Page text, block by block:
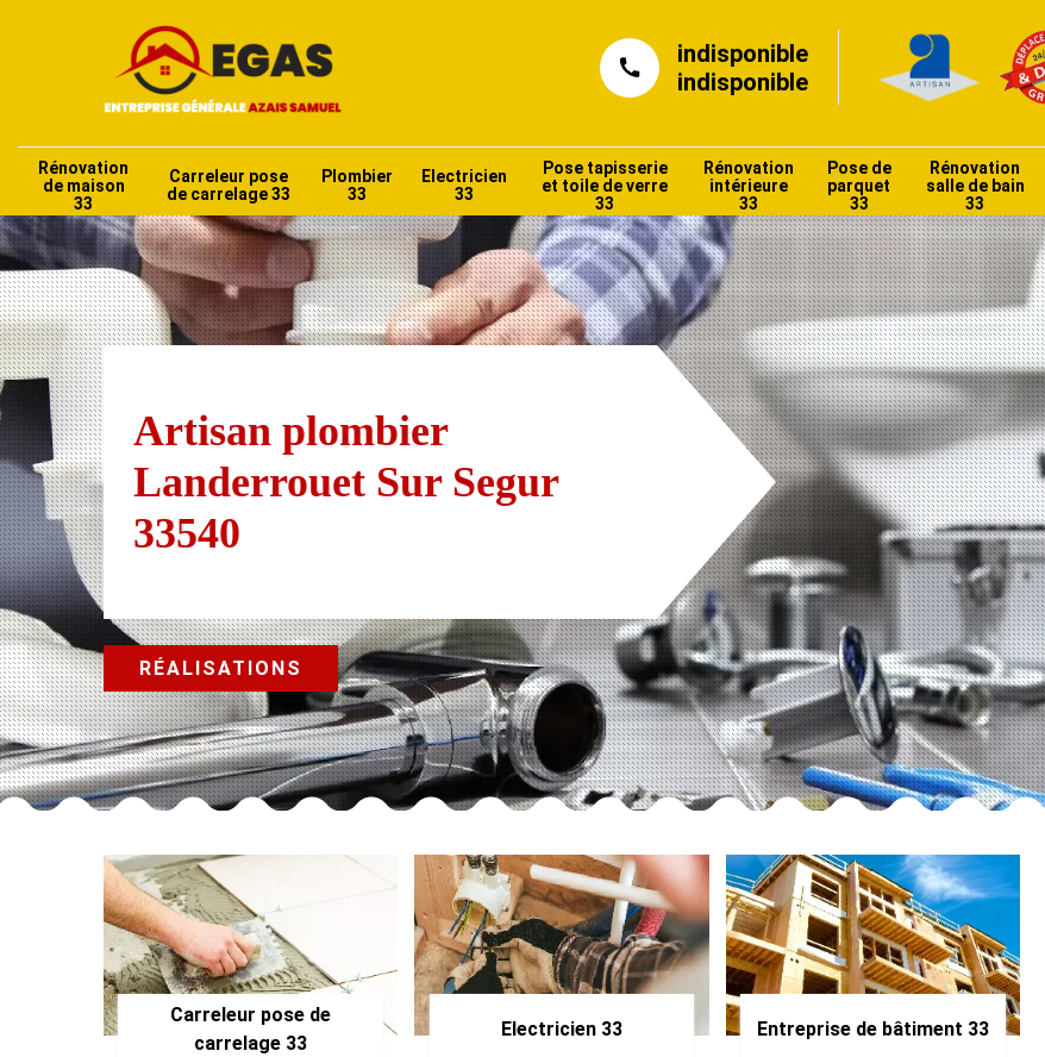
indisponible
indisponible
Rénovation
de maison
33
Carreleur pose
de carrelage 33
Plombier
33
Electricien
33
Pose tapisserie
et toile de verre
33
Rénovation
intérieure
33
Pose de
parquet
33
Rénovation
salle de bain
33
Artisan plombier
Landerrouet Sur Segur
33540
RÉALISATIONS
Carreleur pose de
carrelage 33
Electricien 33 Entreprise de bâtiment 33